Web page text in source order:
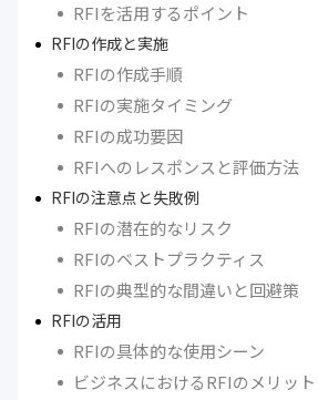
RFIを活用するポイント
RFIの作成と実施
RFIの作成手順
RFIの実施タイミング
RFIの成功要因
RFIへのレスポンスと評価方法
RFIの注意点と失敗例
RFIの潜在的なリスク
RFIのベストプラクティス
RFIの典型的な間違いと回避策
RFIの活用
RFIの具体的な使用シーン
ビジネスにおけるRFIのメリット